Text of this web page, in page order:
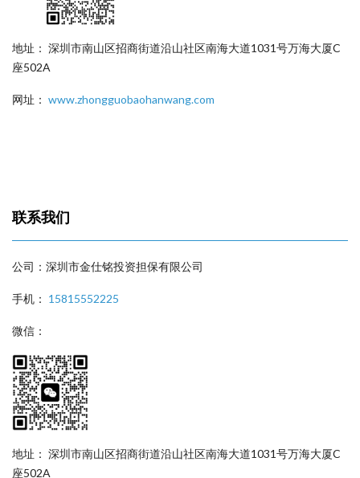
地址： 深圳市南山区招商街道沿山社区南海大道1031号万海大厦C
座502A
网址： www.zhongguobaohanwang.com
联系我们
公司：深圳市金仕铭投资担保有限公司
手机： 15815552225
微信：
地址： 深圳市南山区招商街道沿山社区南海大道1031号万海大厦C
座502A